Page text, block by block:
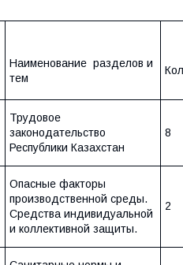
Наименование разделов и
тем
Трудовое
законодательство
Республики Казахстан
8
Опасные факторы
производственной среды.
Средства индивидуальной
и коллективной защиты.
2